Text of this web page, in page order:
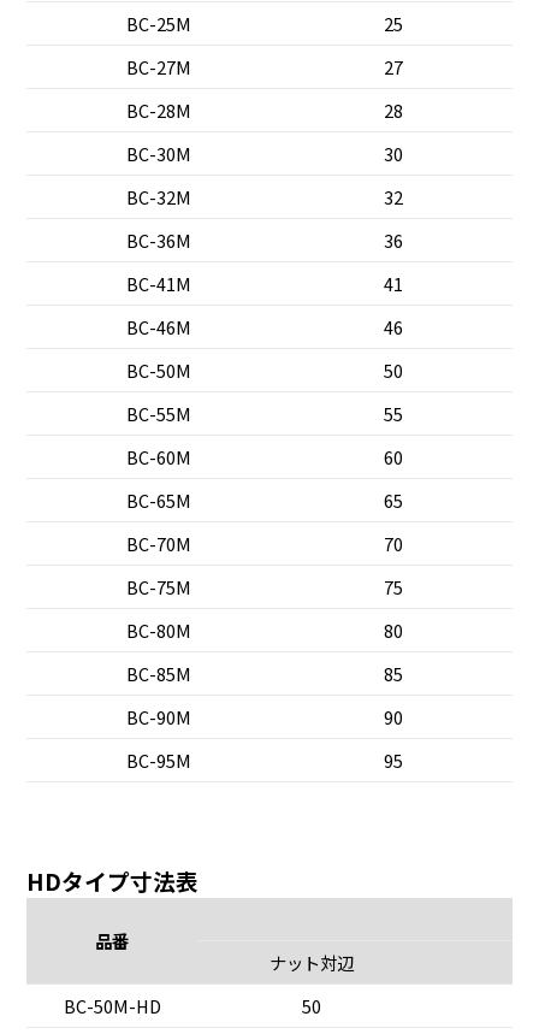
BC-25M
25
BC-27M
27
BC-28M
28
BC-30M
30
BC-32M
32
BC-36M
36
BC-41M
41
BC-46M
46
BC-50M
50
BC-55M
55
BC-60M
60
BC-65M
65
BC-70M
70
BC-75M
75
BC-80M
80
BC-85M
85
BC-90M
90
BC-95M
95
HDタイプ寸法表
品番
ナット対辺
BC-50M-HD
50